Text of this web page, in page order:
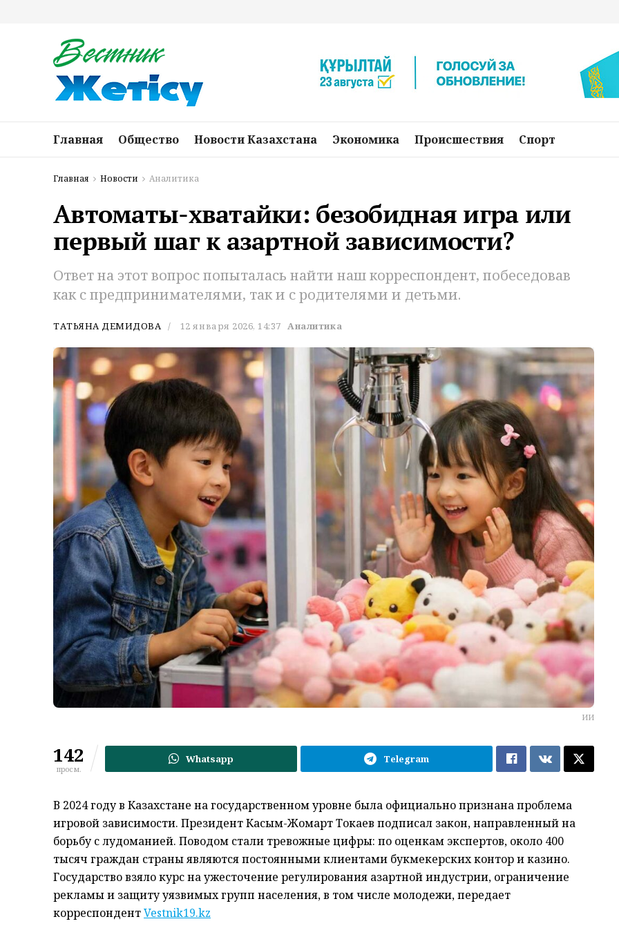
Главная Общество Новости Казахстана Экономика Происшествия Спорт
Главная Новости Аналитика
Автоматы-хватайки: безобидная игра или
первый шаг к азартной зависимости?
Ответ на этот вопрос попыталась найти наш корреспондент, побеседовав
как с предпринимателями, так и с родителями и детьми.
ТАТЬЯНА ДЕМИДОВА 12 января 2026, 14:37 Аналитика
ИИ
142
просм.
Whatsapp Telegram
В 2024 году в Казахстане на государственном уровне была официально признана проблема
игровой зависимости. Президент Касым-Жомарт Токаев подписал закон, направленный на
борьбу с лудоманией. Поводом стали тревожные цифры: по оценкам экспертов, около 400
тысяч граждан страны являются постоянными клиентами букмекерских контор и казино.
Государство взяло курс на ужесточение регулирования азартной индустрии, ограничение
рекламы и защиту уязвимых групп населения, в том числе молодежи, передает
корреспондентVestnik19.kz